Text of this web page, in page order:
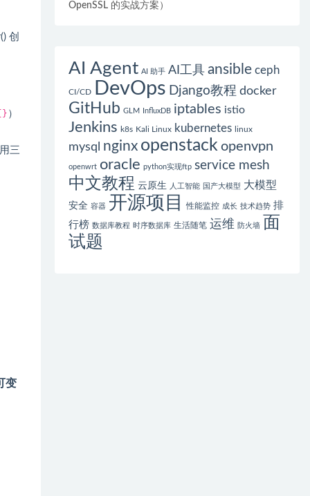
创
）
三
变
OpenSSL 的实战方案）
AI Agent AI 助手 AI工具 ansible ceph
CI/CD DevOps Django教程 docker
GitHub GLM InfluxDB iptables istio
Jenkins k8s Kali Linux kubernetes linux
mysql nginx openstack openvpn
openwrt oracle python实现ftp service mesh
中文教程 云原生 人工智能 国产大模型 大模型
安全 容器 开源项目 性能监控 成长 技术趋势 排
行榜 数据库教程 时序数据库 生活随笔 运维 防火墙 面
试题